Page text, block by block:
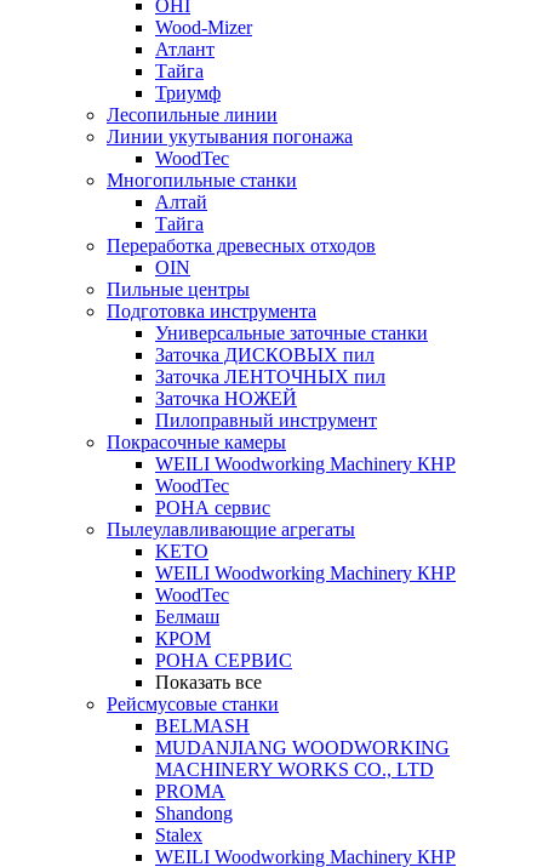
OHI
Wood-Mizer
Атлант
Тайга
Триумф
Лесопильные линии
Линии укутывания погонажа
WoodTec
Многопильные станки
Алтай
Тайга
Переработка древесных отходов
OIN
Пильные центры
Подготовка инструмента
Универсальные заточные станки
Заточка ДИСКОВЫХ пил
Заточка ЛЕНТОЧНЫХ пил
Заточка НОЖЕЙ
Пилоправный инструмент
Покрасочные камеры
WEILI Woodworking Machinery КНР
WoodTec
РОНА сервис
Пылеулавливающие агрегаты
KETO
WEILI Woodworking Machinery КНР
WoodTec
Белмаш
КРОМ
РОНА СЕРВИС
Показать все
Рейсмусовые станки
BELMASH
MUDANJIANG WOODWORKING
MACHINERY WORKS CO., LTD
PROMA
Shandong
Stalex
WEILI Woodworking Machinery КНР